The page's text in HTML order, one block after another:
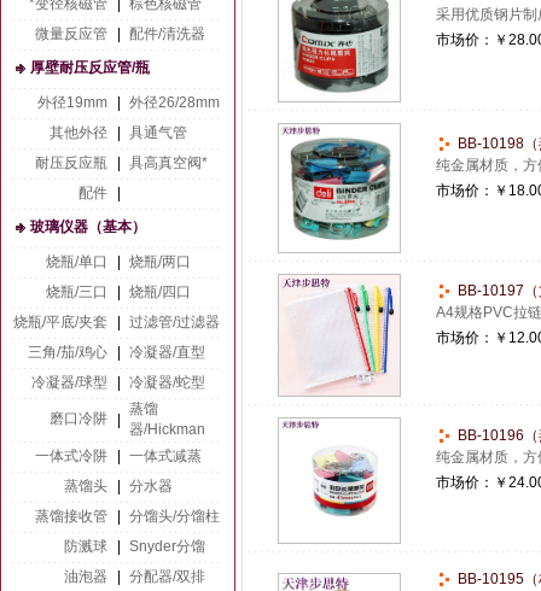
*变径核磁管
棕色核磁管
微量反应管
配件/清洗器
厚壁耐压反应管/瓶
外径19mm
外径26/28mm
其他外径
具通气管
耐压反应瓶
具高真空阀*
配件
玻璃仪器（基本）
烧瓶/单口
烧瓶/两口
烧瓶/三口
烧瓶/四口
烧瓶/平底/夹套
过滤管/过滤器
三角/茄/鸡心
冷凝器/直型
冷凝器/球型
冷凝器/蛇型
磨口冷阱
蒸馏
器/Hickman
一体式冷阱
一体式减蒸
蒸馏头
分水器
蒸馏接收管
分馏头/分馏柱
防溅球
Snyder分馏
油泡器
分配器/双排
采用优质钢片
市场价： ￥
BB-10198
纯金属材质，
市场价： ￥
BB-10197
A4规格PVC拉
市场价： ￥
BB-10196
纯金属材质，
市场价： ￥
BB-10195